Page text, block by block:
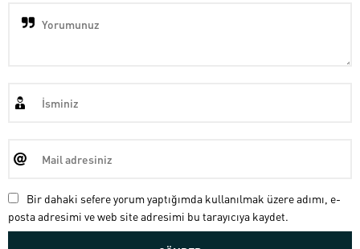
Bir dahaki sefere yorum yaptığımda kullanılmak üzere adımı, e-
posta adresimi ve web site adresimi bu tarayıcıya kaydet.